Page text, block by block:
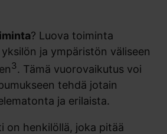
? Luova toiminta
ja ympäristön väliseen
3. Tämä vuorovaikutus voi
tehdä jotain
ja erilaista.
on henkilöllä, joka pitää